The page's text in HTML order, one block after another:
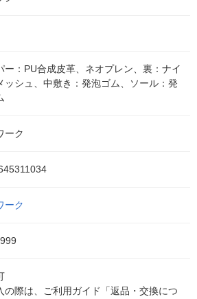
ー：PU合成皮革、ネオプレン、裏：ナイ
ッシュ、中敷き：発泡ゴム、ソール：発
ーク
ーク
の際は、ご利用ガイド「返品・交換につ